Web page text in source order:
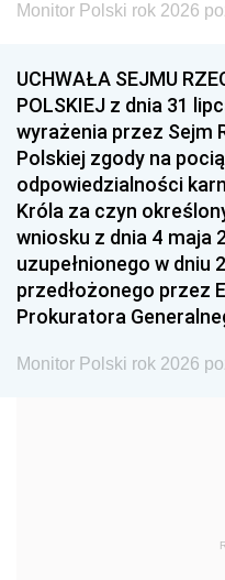
1996
1993
1990
1987
1984
1981
1978
1975
Monitor Polski rok 2026
UCHWAŁA SEJMU
POLSKIEJ z dnia 31
wyrażenia przez Sejm
Polskiej zgody na
odpowiedzialności
Króla za czyn
wniosku z dnia 4 maja
uzupełnionego w dniu
przedłożonego przez
Prokuratora
Monitor Polski rok 2026